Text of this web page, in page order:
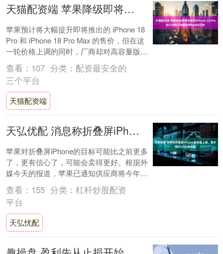
天猫配资端 苹果降级即将发布的iPhone 18 Pro的1TB和2TB版本的NAND闪存
苹果预计将大幅提升即将推出的 iPhone 18
Pro 和 iPhone 18 Pro Max 的售价，但在这
一轮价格上调的同时，厂商却对高容量版本
的闪存规格....
查看： 107 分类： 配资最安全的
三个平台
天猫配资端
天弘优配 消息称折叠屏iPhone备货量上调，售价预计2500美元起
苹果对折叠屏iPhone的目标可能比之前更多
了，更有信心了，可能会卖得更好。根据外
媒今天的报道，苹果已通知供应商将今年折
叠屏 iPhone 的备货目标从此前的约....
查看： 155 分类： 杠杆炒股配资
平台
天弘忧配